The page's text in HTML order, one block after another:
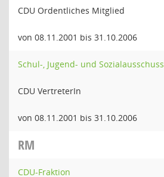
CDU Ordentliches Mitglied
von 08.11.2001 bis 31.10.2006
Schul-, Jugend- und Sozialausschuss
CDU VertreterIn
von 08.11.2001 bis 31.10.2006
RM
CDU-Fraktion